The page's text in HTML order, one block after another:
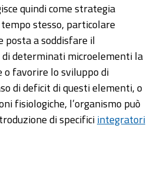
quindi come strategia
stesso, particolare
posta a soddisfare il
determinati microelementi la
o favorire lo sviluppo di
di deficit di questi elementi, o
fisiologiche, l’organismo può
di specificiintegratori